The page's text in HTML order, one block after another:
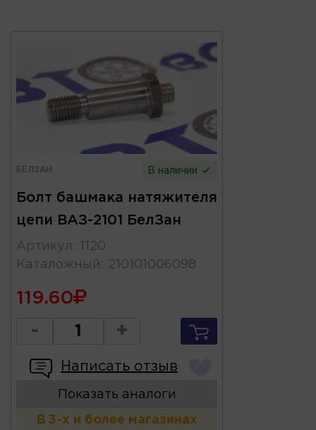
БЕЛЗАН В наличии
Болт башмака натяжителя
цепи ВАЗ-2101 БелЗан
Артикул :
1120
Каталожный : 210101006098
119.60
- +
Написать отзыв
Показать аналоги
В 3-х и более магазинах